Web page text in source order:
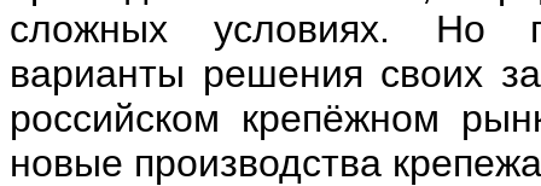
сложных условиях. Но
варианты решения своих
российском крепёжном
новые производства